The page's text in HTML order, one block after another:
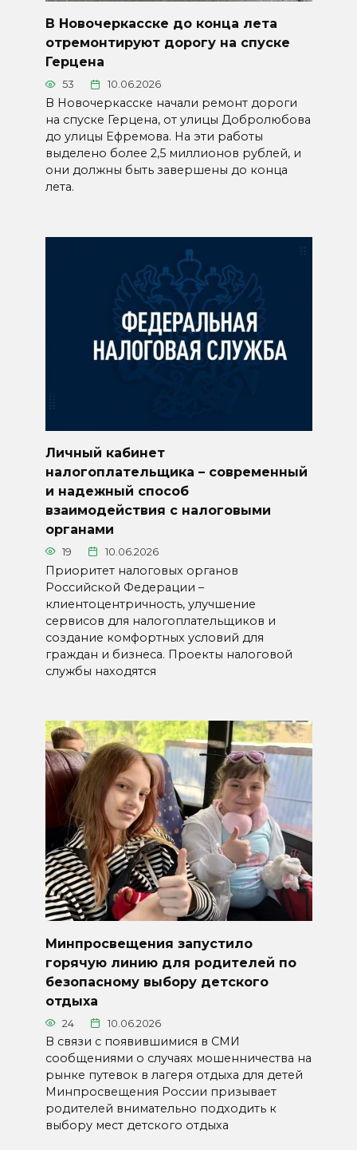
В Новочеркасске до конца лета
отремонтируют дорогу на спуске
Герцена
53 10.06.2026
В Новочеркасске начали ремонт дороги
на спуске Герцена, от улицы Добролюбова
до улицы Ефремова. На эти работы
выделено более 2,5 миллионов рублей, и
они должны быть завершены до конца
лета.
Личный кабинет
налогоплательщика – современный
и надежный способ
взаимодействия с налоговыми
органами
19 10.06.2026
Приоритет налоговых органов
Российской Федерации –
клиентоцентричность, улучшение
сервисов для налогоплательщиков и
создание комфортных условий для
граждан и бизнеса. Проекты налоговой
службы находятся
Минпросвещения запустило
горячую линию для родителей по
безопасному выбору детского
отдыха
24 10.06.2026
В связи с появившимися в СМИ
сообщениями о случаях мошенничества на
рынке путевок в лагеря отдыха для детей
Минпросвещения России призывает
родителей внимательно подходить к
выбору мест детского отдыха